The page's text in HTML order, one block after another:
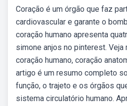
Coração é um órgão que faz
cardiovascular e garante o
coração humano apresenta
simone anjos no pinterest.
coração humano, coração
artigo é um resumo completo
função, o trajeto e os órgãos
sistema circulatório humano.